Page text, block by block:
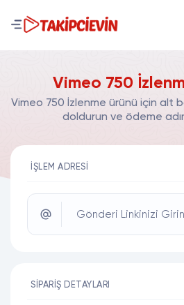
Vimeo 750
Vimeo 750 İzlenme ürünü için alt
doldurun ve ödeme
İŞLEM ADRESI
Gönderi Linkinizi Girin
SIPARIŞ DETAYLARI